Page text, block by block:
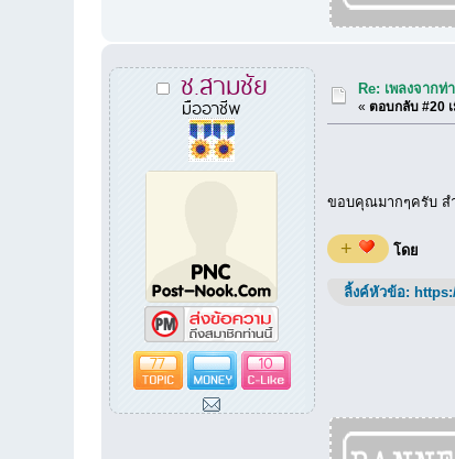
ช.สามชัย
มืออาชีพ
77 10
Re: เพลงจากท่
«ตอบกลับ #20
ขอบคุณมากๆครับ สำ
+ โดย
ลิ้งค์หัวข้อ: